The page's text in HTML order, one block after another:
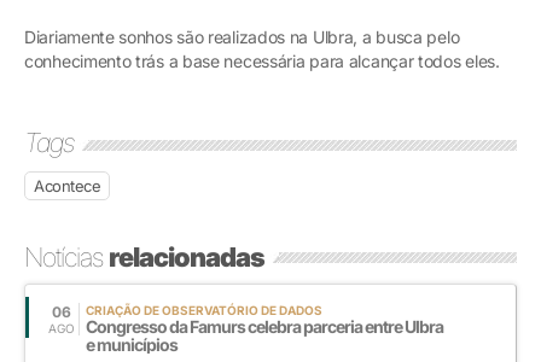
Diariamente sonhos são realizados na Ulbra, a busca pelo
conhecimento trás a base necessária para alcançar todos eles.
Tags
Acontece
Notíciasrelacionadas
06
AGO
CRIAÇÃO DE OBSERVATÓRIO DE DADOS
Congresso da Famurs celebra parceria entre Ulbra
e municípios